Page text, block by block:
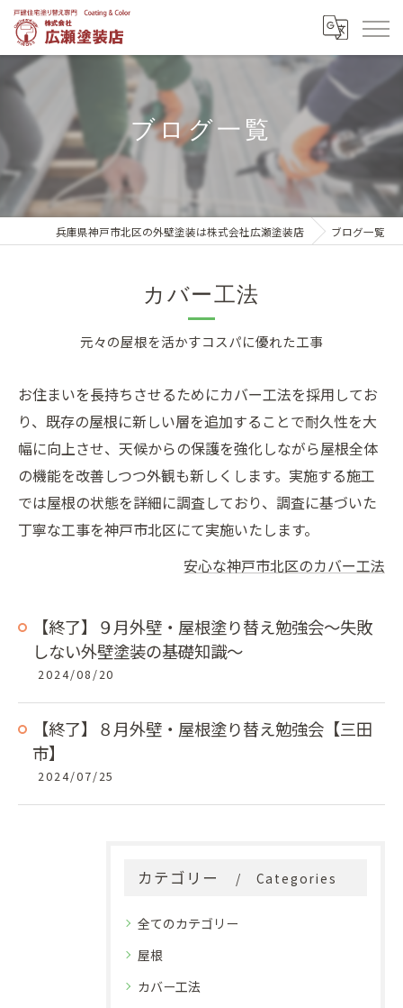
ブログ一覧
兵庫県神戸市北区の外壁塗装は株式会社広瀬塗装店 ブログ一覧
カバー工法
元々の屋根を活かすコスパに優れた工事
お住まいを長持ちさせるためにカバー工法を採用してお
り、既存の屋根に新しい層を追加することで耐久性を大
幅に向上させ、天候からの保護を強化しながら屋根全体
の機能を改善しつつ外観も新しくします。実施する施工
では屋根の状態を詳細に調査しており、調査に基づいた
丁寧な工事を神戸市北区にて実施いたします。
安心な神戸市北区のカバー工法
【終了】９月外壁・屋根塗り替え勉強会～失敗
しない外壁塗装の基礎知識～
2024/08/20
【終了】８月外壁・屋根塗り替え勉強会【三田
市】
2024/07/25
カテゴリー Categories
全てのカテゴリー
屋根
カバー工法